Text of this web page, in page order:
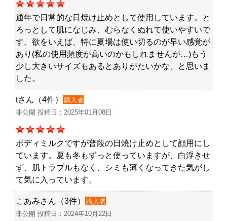
通年で日常的な日焼け止めとして使用しています。と
ろっとして肌になじみ、むらなくぬれて使いやすいで
す。欲をいえば、特に夏場は使い切るのが早い感覚が
あり(私の使用頻度が高いのかもしれませんが…)もう
少し大きいサイズもあるとありがたいかな、と思いま
した。
tさん（4件）
購入者
非公開 投稿日：2025年01月08日
ボディミルクですが普段の日焼け止めとして顔用にし
ています。夏も冬もずっと使っていますが、白浮きせ
ず、肌トラブルもなく、シミも薄くなってきた気がし
て気に入っています。
こあみさん（3件）
購入者
非公開 投稿日：2024年10月22日